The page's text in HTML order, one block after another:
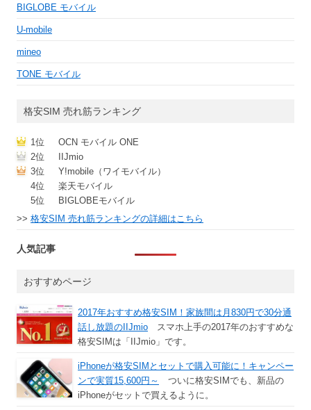
BIGLOBE モバイル
U-mobile
mineo
TONE モバイル
格安SIM 売れ筋ランキング
1位
OCN モバイル ONE
2位
IIJmio
3位
Y!mobile（ワイモバイル）
4位
楽天モバイル
5位
BIGLOBEモバイル
>> 格安SIM 売れ筋ランキングの詳細はこちら
人気記事
おすすめページ
2017年おすすめ格安SIM！家族間は月830円で30分通
話し放題のIIJmio スマホ上手の2017年のおすすめな
格安SIMは「IIJmio」です。
iPhoneが格安SIMとセットで購入可能に！キャンペー
ンで実質15,600円～
ついに格安SIMでも、新品の
iPhoneがセットで買えるように。